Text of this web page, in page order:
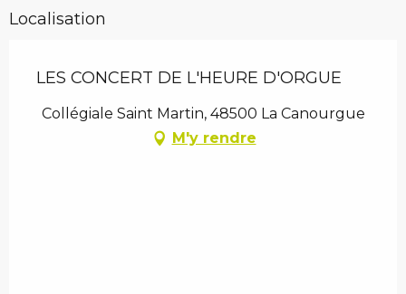
Localisation
LES CONCERT DE L'HEURE D'ORGUE
Collégiale Saint Martin, 48500 La Canourgue
M'y rendre